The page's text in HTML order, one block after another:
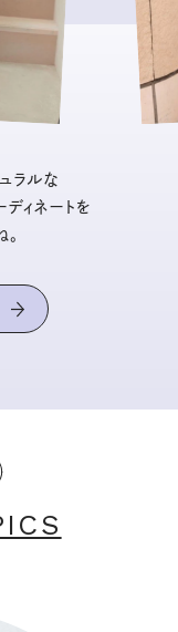
ラルな
ィネートを